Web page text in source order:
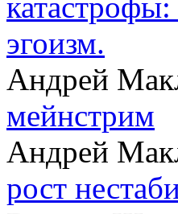
эгоизм.
Андрей
мейнстрим
Андрей
рост